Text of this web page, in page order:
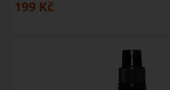
199 Kč